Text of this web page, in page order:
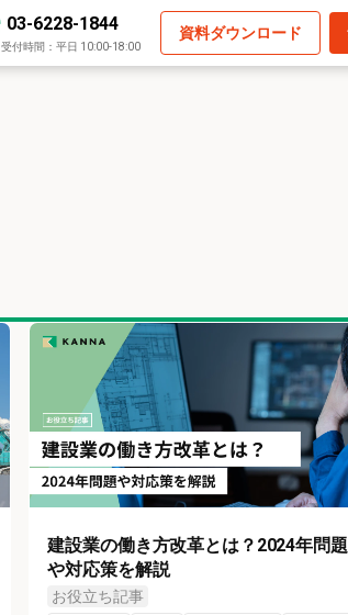
03-6228-1844
受付時間：平日 10:00-18:00
資料ダウンロード
建設業の働き方改革とは？2024年問題
や対応策を解説
お役立ち記事